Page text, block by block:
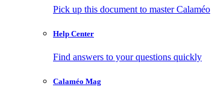
Pick up this document to master Calaméo
Help Center
Find answers to your questions quickly
Calaméo Mag